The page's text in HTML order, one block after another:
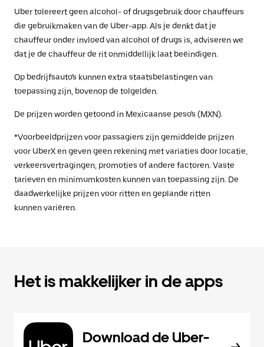
Uber tolereert geen alcohol- of drugsgebruik door chauffeurs
die gebruikmaken van de Uber-app. Als je denkt dat je
chauffeur onder invloed van alcohol of drugs is, adviseren we
dat je de chauffeur de rit onmiddellijk laat beëindigen.
Op bedrijfsauto's kunnen extra staatsbelastingen van
toepassing zijn, bovenop de tolgelden.
De prijzen worden getoond in Mexicaanse peso's (MXN).
*Voorbeeldprijzen voor passagiers zijn gemiddelde prijzen
voor UberX en geven geen rekening met variaties door locatie,
verkeersvertragingen, promoties of andere factoren. Vaste
tarieven en minimumkosten kunnen van toepassing zijn. De
daadwerkelijke prijzen voor ritten en geplande ritten
kunnen variëren.
Het is makkelijker in de apps
Download de Uber-